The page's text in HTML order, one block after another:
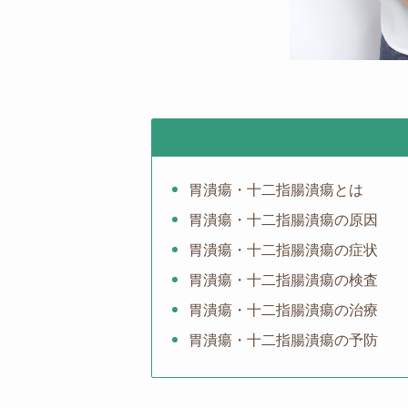
胃潰瘍・十二指腸潰瘍とは
胃潰瘍・十二指腸潰瘍の原因
胃潰瘍・十二指腸潰瘍の症状
胃潰瘍・十二指腸潰瘍の検査
胃潰瘍・十二指腸潰瘍の治療
胃潰瘍・十二指腸潰瘍の予防